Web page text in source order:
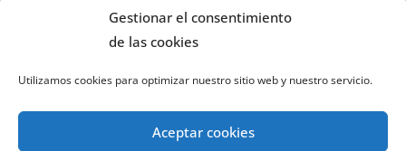
Gestionar el consentimiento
de las cookies
Utilizamos cookies para optimizar nuestro sitio web y nuestro servicio.
Aceptar cookies
Política de cookies (UE)